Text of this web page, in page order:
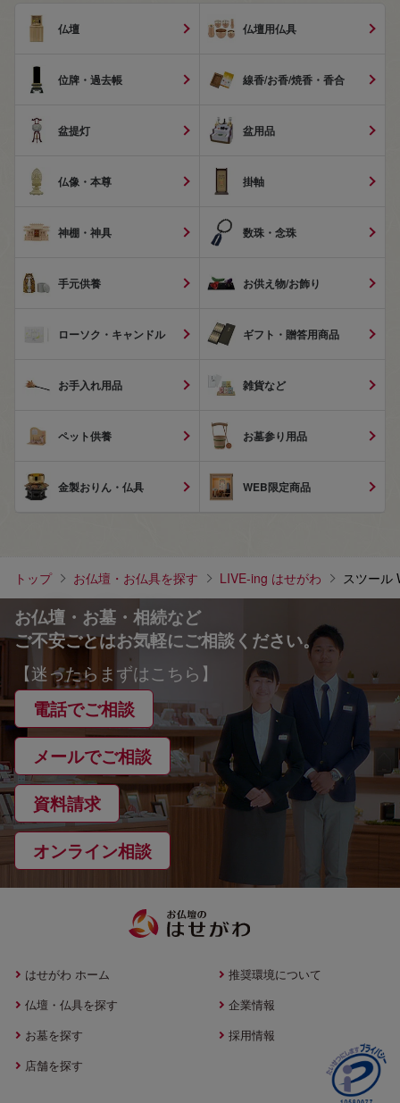
仏壇 仏壇用仏具
位牌・過去帳 線香/お香/焼香・香合
盆提灯 盆用品
仏像・本尊 掛軸
神棚・神具 数珠・念珠
手元供養 お供え物/お飾り
ローソク・キャンドル ギフト・贈答用商品
お手入れ用品 雑貨など
ペット供養 お墓参り用品
金製おりん・仏具 WEB限定商品
トップ お仏壇・お仏具を探す LIVE-ing はせがわ スツール
お仏壇・お墓・相続など
ご不安ごとはお気軽にご相談ください。
【迷ったらまずはこちら】
電話でご相談
メールでご相談
資料請求
オンライン相談
はせがわ ホーム
仏壇・仏具を探す
お墓を探す
店舗を探す
推奨環境について
企業情報
採用情報